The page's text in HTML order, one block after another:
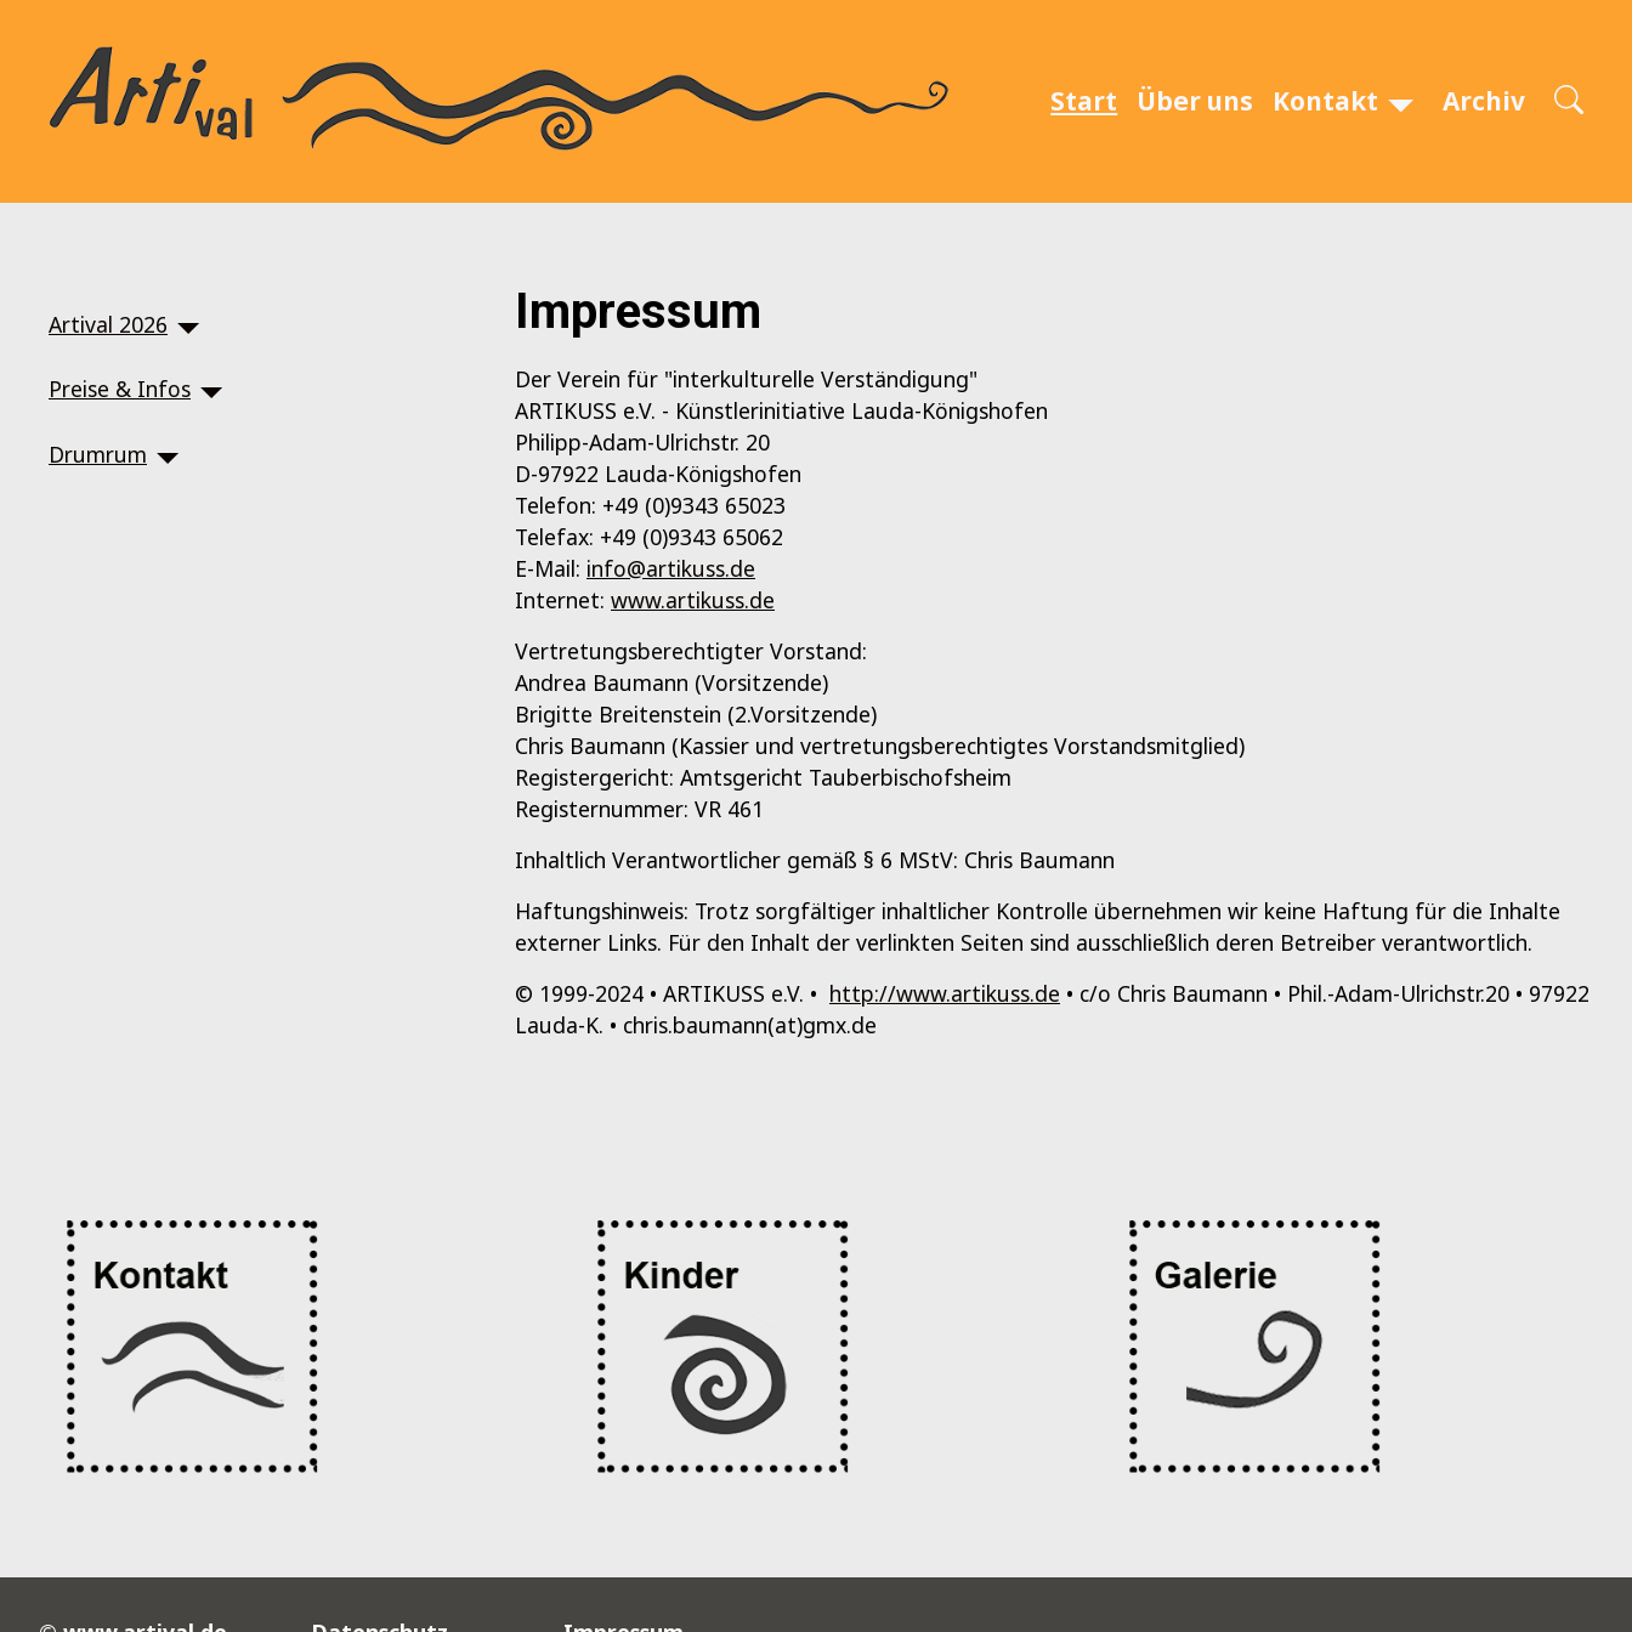
SKIP TO MAIN CONTENT
Start
Über uns Kontakt Archiv
Artival 2026
Preise & Infos
Drumrum
Impressum
Der Verein für "interkulturelle Verständigung"
ARTIKUSS e.V. - Künstlerinitiative Lauda-Königshofen
Philipp-Adam-Ulrichstr. 20
D-97922 Lauda-Königshofen
Telefon: +49 (0)9343 65023
Telefax: +49 (0)9343 65062
E-Mail: info@artikuss.de
Internet: www.artikuss.de
Vertretungsberechtigter Vorstand:
Andrea Baumann (Vorsitzende)
Brigitte Breitenstein (2.Vorsitzende)
Chris Baumann (Kassier und vertretungsberechtigtes Vorstandsmitglied)
Registergericht: Amtsgericht Tauberbischofsheim
Registernummer: VR 461
Inhaltlich Verantwortlicher gemäß § 6 MStV: Chris Baumann
Haftungshinweis: Trotz sorgfältiger inhaltlicher Kontrolle übernehmen wir keine Haftung für die Inhalte
externer Links. Für den Inhalt der verlinkten Seiten sind ausschließlich deren Betreiber verantwortlich.
© 1999-2024 • ARTIKUSS e.V. • http://www.artikuss.de • c/o Chris Baumann • Phil.-Adam-Ulrichstr.20 • 97922
Lauda-K. • chris.baumann(at)gmx.de